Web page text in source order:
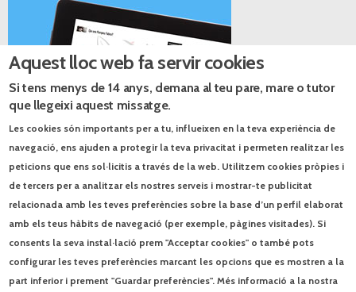
Catàlegs PDF
Quaderns d'estiu 2026
Seqüències. Llengua catalana i literatura
Aquest lloc web fa servir cookies
Si tens menys de 14 anys, demana al teu pare, mare o tutor
que llegeixi aquest missatge.
Les cookies són importants per a tu, influeixen en la teva experiència de
navegació, ens ajuden a protegir la teva privacitat i permeten realitzar les
peticions que ens sol·licitis a través de la web. Utilitzem cookies pròpies i
de tercers per a analitzar els nostres serveis i mostrar-te publicitat
relacionada amb les teves preferències sobre la base d’un perfil elaborat
amb els teus hàbits de navegació (per exemple, pàgines visitades). Si
consents la seva instal·lació prem "Acceptar cookies" o també pots
configurar les teves preferències marcant les opcions que es mostren a la
part inferior i prement "Guardar preferències". Més informació a la nostra